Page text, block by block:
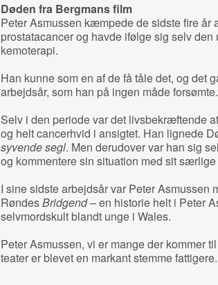
Døden fra Bergmans film
Peter Asmussen kæmpede de sidste fire år
prostatacancer og havde ifølge sig selv
kemoterapi.
Han kunne som en af de få tåle det, og det
arbejdsår, som han på ingen måde forsømte.
Selv i den periode var det livsbekræftende
og helt cancerhvid i ansigtet. Han lignede
syvende segl. Men derudover var han sig
og kommentere sin situation med sit
I sine sidste arbejdsår var Peter Asmussen
RøndesBridgend– en historie helt i Peter
selvmordskult blandt unge i Wales.
Peter Asmussen, vi er mange der kommer
teater er blevet en markant stemme